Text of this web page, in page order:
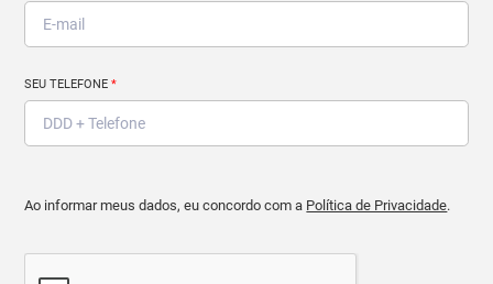
SEU TELEFONE*
Ao informar meus dados, eu concordo com a Política de Privacidade.